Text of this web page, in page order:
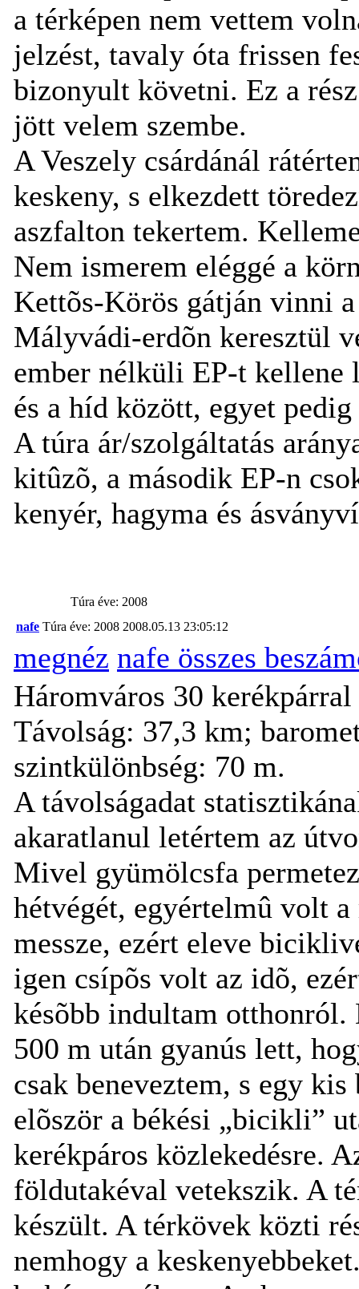
a térképen nem vettem
jelzést, tavaly óta frissen
bizonyult követni. Ez a
jött velem szembe.
A Veszely csárdánál
keskeny, s elkezdett
aszfalton tekertem.
Nem ismerem eléggé a
Kettõs-Körös gátján vinni
Mályvádi-erdõn keresztül
ember nélküli EP-t kellene
és a híd között, egyet
A túra ár/szolgáltatás
kitûzõ, a második EP-n
kenyér, hagyma és
Túra éve: 2008
nafe Túra éve: 2008 2008.05.13 23:05:12
megnéz nafe összes
Háromváros 30 kerékpárral
Távolság: 37,3 km;
szintkülönbség: 70 m.
A távolságadat
akaratlanul letértem az
Mivel gyümölcsfa
hétvégét, egyértelmû volt
messze, ezért eleve
igen csípõs volt az idõ,
késõbb indultam otthonról.
500 m után gyanús lett,
csak beneveztem, s egy
elõször a békési „bicikli”
kerékpáros közlekedésre.
földutakéval vetekszik. A
készült. A térkövek közti
nemhogy a